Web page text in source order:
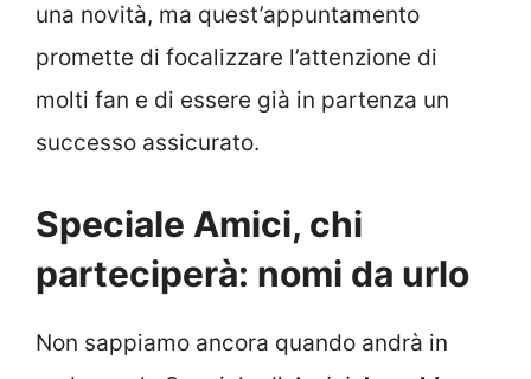
una novità, ma quest’appuntamento
promette di focalizzare l’attenzione di
molti fan e di essere già in partenza un
successo assicurato.
Speciale Amici, chi
parteciperà: nomi da urlo
Non sappiamo ancora quando andrà in